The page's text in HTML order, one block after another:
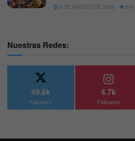
6 DE AGOSTO DE 2026 631
Nuestras Redes:
49.6k
Followers
4.7k
Followers